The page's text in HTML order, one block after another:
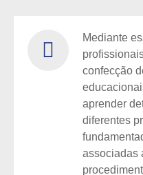
Mediante
confecção
aprender
diferentes
associadas